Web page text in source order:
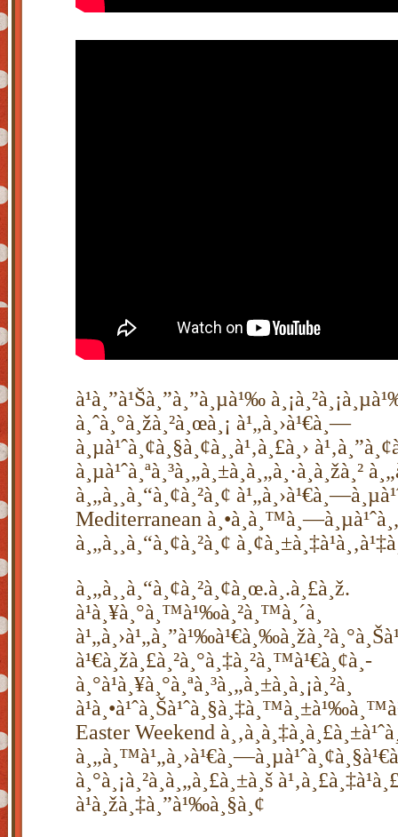
à¹à¸”à¹Šà¸”à¸”à¸µà¹‰
à¸ˆà¸°à¸žà¸²à¸œà¸¡ à¹„à¸›à¹€à¸—
à¸µà¹ˆà¸¢à¸§à¸¢à¸¸à¹‚à¸£à¸›
à¸µà¹ˆà¸ªà¸³à¸„à¸±à¸à¸„à¸·à¸­à¸žà¸²
à¸„à¸¸à¸“à¸¢à¸²à¸¢
Mediterranean
à¸„à¸¸à¸“à¸¢à¸²à¸¢
à¸„à¸¸à¸“à¸¢à¸²à¸¢à¸œ.à¸­.à¸£à¸ž.
à¹à¸¥à¸°à¸™à¹‰à¸²à¸™à¸´à¸
à¹€à¸žà¸£à¸²à¸°à¸‡à¸²à¸™à¹€à¸¢à¸­
à¸°à¹à¸¥à¸°à¸ªà¸³à¸„à¸±à¸à¸¡à¸²à¸
Easter Weekend
à¸°à¸¡à¸²à¸à¸„à¸£à¸±à¸š
à¹à¸žà¸‡à¸”à¹‰à¸§à¸¢